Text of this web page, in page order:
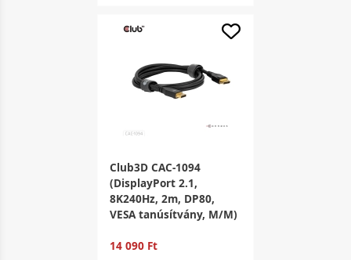
Club3D CAC-1094
(DisplayPort 2.1,
8K240Hz, 2m, DP80,
VESA tanúsítvány, M/M)
14 090 Ft